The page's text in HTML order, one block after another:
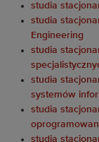
studia
studia
Engineering
studia
studia
systemów
studia
studia